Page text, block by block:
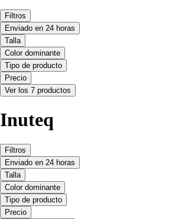
Filtros
Enviado en 24 horas
Talla
Color dominante
Tipo de producto
Precio
Ver los 7 productos
Inuteq
Filtros
Enviado en 24 horas
Talla
Color dominante
Tipo de producto
Precio